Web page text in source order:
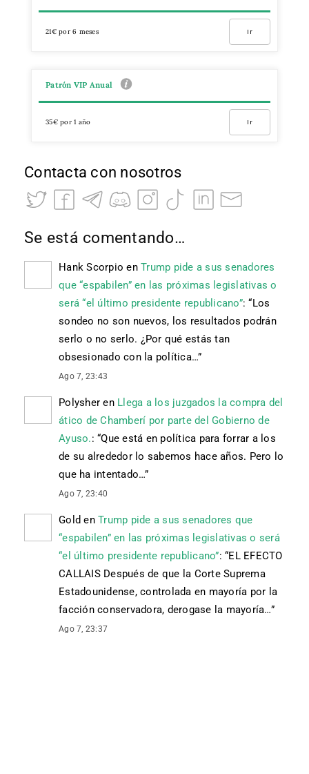
21€ por 6 meses Ir
Patrón VIP Anual
35€ por 1 año Ir
Contacta con nosotros
Se está comentando…
Hank Scorpio en Trump pide a sus senadores
que “espabilen” en las próximas legislativas o
será “el último presidente republicano”: “Los
sondeo no son nuevos, los resultados podrán
serlo o no serlo. ¿Por qué estás tan
obsesionado con la política…”
Ago 7, 23:43
Polysher en Llega a los juzgados la compra del
ático de Chamberí por parte del Gobierno de
Ayuso.: “Que está en política para forrar a los
de su alrededor lo sabemos hace años. Pero lo
que ha intentado…”
Ago 7, 23:40
Gold en Trump pide a sus senadores que
“espabilen” en las próximas legislativas o será
“el último presidente republicano”: “EL EFECTO
CALLAIS Después de que la Corte Suprema
Estadounidense, controlada en mayoría por la
facción conservadora, derogase la mayoría…”
Ago 7, 23:37